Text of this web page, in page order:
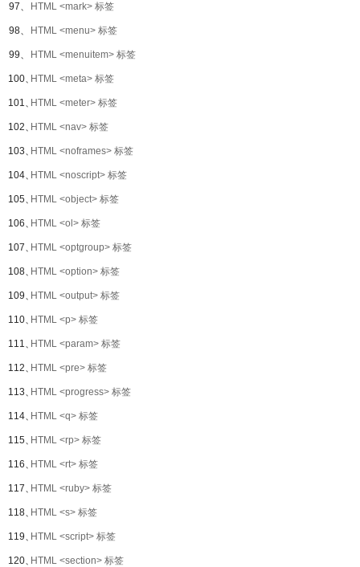
97、 HTML <mark> 标签
98、 HTML <menu> 标签
99、 HTML <menuitem> 标签
100、HTML <meta> 标签
101、HTML <meter> 标签
102、HTML <nav> 标签
103、HTML <noframes> 标签
104、HTML <noscript> 标签
105、HTML <object> 标签
106、HTML <ol> 标签
107、HTML <optgroup> 标签
108、HTML <option> 标签
109、HTML <output> 标签
110、HTML <p> 标签
111、HTML <param> 标签
112、HTML <pre> 标签
113、HTML <progress> 标签
114、HTML <q> 标签
115、HTML <rp> 标签
116、HTML <rt> 标签
117、HTML <ruby> 标签
118、HTML <s> 标签
119、HTML <script> 标签
120、HTML <section> 标签